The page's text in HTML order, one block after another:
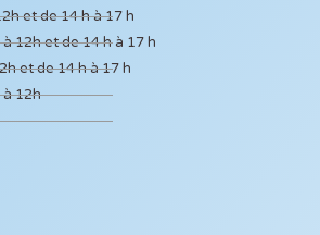
et de 14 h à 17 h
12h et de 14 h à 17 h
et de 14 h à 17 h
à 12h